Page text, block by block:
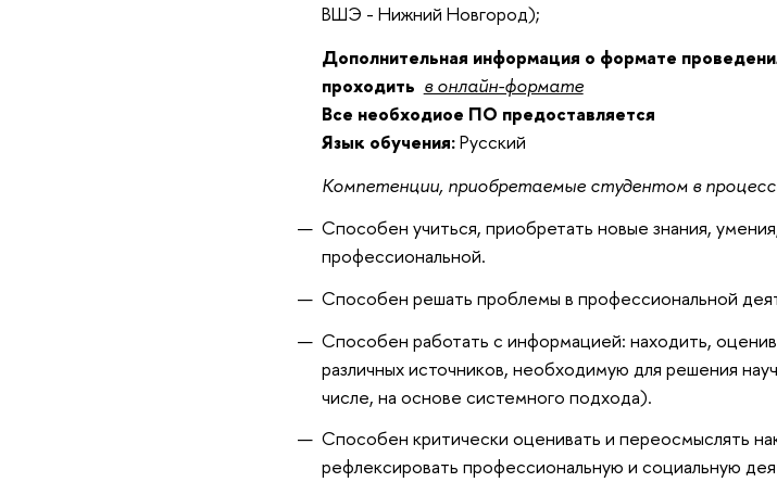
ВШЭ - Нижний Новгород);
Дополнительная информация о формате
проходить в онлайн-формате
Все необходиое ПО предоставляется
Язык обучения:Русский
Компетенции, приобретаемые студентом в
Способен учиться, приобретать новые знания,
профессиональной.
Способен решать проблемы в профессиональной
Способен работать с информацией: находить,
различных источников, необходимую для решения
числе, на основе системного подхода).
Способен критически оценивать и переосмыслять
рефлексировать профессиональную и социальную